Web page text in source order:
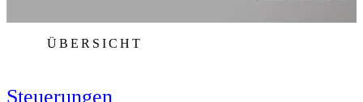
ÜBERSICHT
Steuerungen